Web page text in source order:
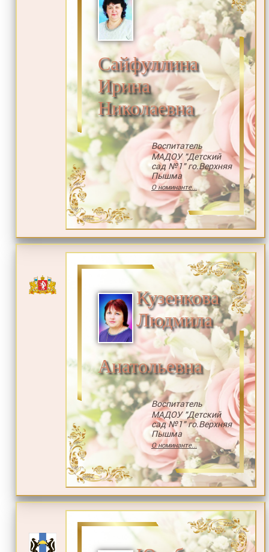
Сайфуллина
Ирина
Николаевна
Воспитатель
МАДОУ "Детский
сад №1" го.Верхняя
Пышма
О номинанте...
Кузенкова
Людмила
Анатольевна
Воспитатель
МАДОУ "Детский
сад №1" го.Верхняя
Пышма
О номинанте...